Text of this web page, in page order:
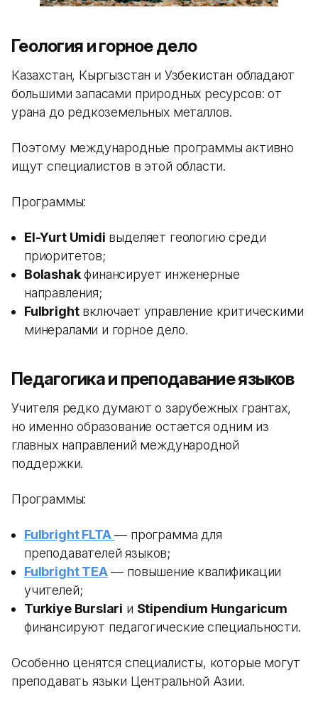
Геология и горное дело
Казахстан, Кыргызстан и Узбекистан обладают
большими запасами природных ресурсов: от
урана до редкоземельных металлов.
Поэтому международные программы активно
ищут специалистов в этой области.
Программы:
El-Yurt Umidi выделяет геологию среди
приоритетов;
Bolashakфинансирует инженерные
направления;
Fulbrightвключает управление критическими
минералами и горное дело.
Педагогика и преподавание языков
Учителя редко думают о зарубежных грантах,
но именно образование остается одним из
главных направлений международной
поддержки.
Программы:
Fulbright FLTA — программа для
преподавателей языков;
Fulbright TEA— повышение квалификации
учителей;
Turkiye Burslari и Stipendium Hungaricum
финансируют педагогические специальности.
Особенно ценятся специалисты, которые могут
преподавать языки Центральной Азии.